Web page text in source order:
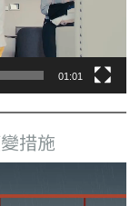
01:01
措施